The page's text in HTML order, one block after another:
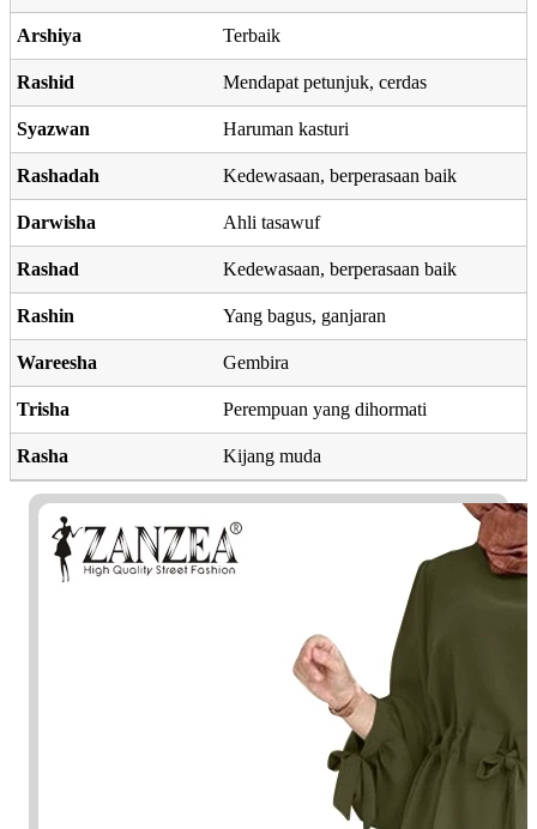
Arshiya Terbaik
Rashid Mendapat petunjuk, cerdas
Syazwan Haruman kasturi
Rashadah Kedewasaan, berperasaan baik
Darwisha Ahli tasawuf
Rashad Kedewasaan, berperasaan baik
Rashin Yang bagus, ganjaran
Wareesha Gembira
Trisha Perempuan yang dihormati
Rasha Kijang muda